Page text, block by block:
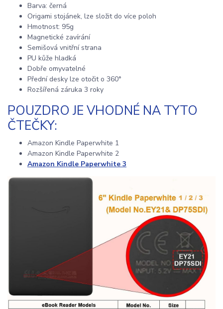
Barva: černá
Origami stojánek, lze složit do více poloh
Hmotnost: 95g
Magnetické zavírání
Semišová vnitřní strana
PU kůže hladká
Dobře omyvatelné
Přední desky lze otočit o 360°
Rozšířená záruka 3 roky
POUZDRO JE VHODNÉ NA TYTO
ČTEČKY:
Amazon Kindle Paperwhite 1
Amazon Kindle Paperwhite 2
Amazon Kindle Paperwhite 3